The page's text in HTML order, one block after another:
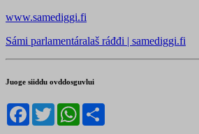
www.samediggi.fi
Sámi parlamentáralaš ráđđi | samediggi.fi
Juoge siiddu ovddosguvlui
Facebook
TwitterWhatsApp